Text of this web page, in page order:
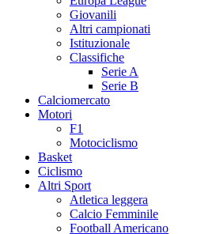
Giovanili
Altri campionati
Istituzionale
Classifiche
Serie A
Serie B
Calciomercato
Motori
F1
Motociclismo
Basket
Ciclismo
Altri Sport
Atletica leggera
Calcio Femminile
Football Americano